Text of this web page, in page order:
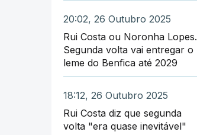
20:02, 26 Outubro 2025
Rui Costa ou Noronha Lopes.
Segunda volta vai entregar o
leme do Benfica até 2029
18:12, 26 Outubro 2025
Rui Costa diz que segunda
volta "era quase inevitável"